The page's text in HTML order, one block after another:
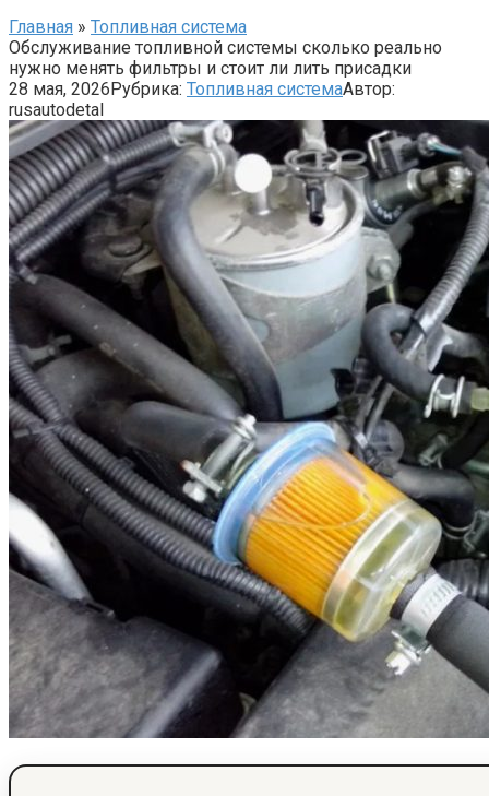
Главная » Топливная система
Обслуживание топливной системы сколько реально
нужно менять фильтры и стоит ли лить присадки
28 мая, 2026Рубрика: Топливная системаАвтор:
rusautodetal